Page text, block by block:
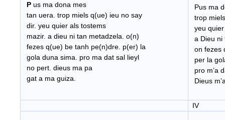
P us ma dona mes
tan uera. trop miels q(ue) ieu no say
dir. yeu quier als tostems
mazir. a dieu ni tan metadzela. o(n)
fezes q(ue) be tanh pe(n)dre. p(er) la
gola duna sima. pro ma dat sal lieyl
no pert. dieus ma pa
gat a ma guiza.
Pus ma
trop
yeu quier
a Dieu ni
on fezes
per la
pro m’a
Dieus
IV